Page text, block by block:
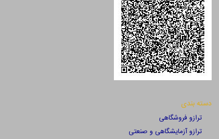
دسته بندی
ترازو فروشگاهی
ترازو آزمایشگاهی و صنعتی